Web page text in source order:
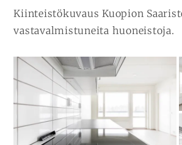
Kiinteistökuvaus Kuopion
vastavalmistuneita huoneistoja.